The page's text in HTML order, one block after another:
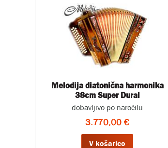
Melodija diatonična harmonika
38cm Super Dural
dobavljivo po naročilu
3.770,00 €
V košarico